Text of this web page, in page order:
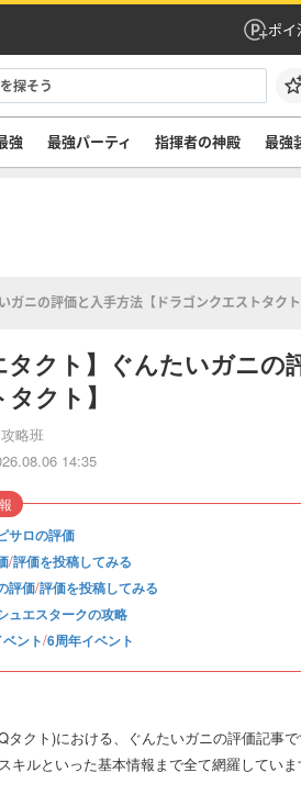
ポイ
強 最強パーティ 指揮者の神殿 最強
ガニの評価と入手方法【ドラゴンクエストタク
タクト】ぐんたいガニの
クト】
略班
14:35
サロの評価
/評価を投稿してみる
評価/評価を投稿してみる
ュエスタークの攻略
ント/6周年イベント
タクト)における、ぐんたいガニの評価記事
キルといった基本情報まで全て網羅してい